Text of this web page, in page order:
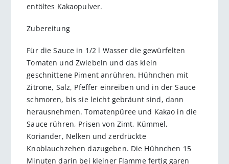
entöltes Kakaopulver.
Zubereitung
Für die Sauce in 1/2 l Wasser die gewürfelten
Tomaten und Zwiebeln und das klein
geschnittene Piment anrühren. Hühnchen mit
Zitrone, Salz, Pfeffer einreiben und in der Sauce
schmoren, bis sie leicht gebräunt sind, dann
herausnehmen. Tomatenpüree und Kakao in die
Sauce rühren, Prisen von Zimt, Kümmel,
Koriander, Nelken und zerdrückte
Knoblauchzehen dazugeben. Die Hühnchen 15
Minuten darin bei kleiner Flamme fertig garen